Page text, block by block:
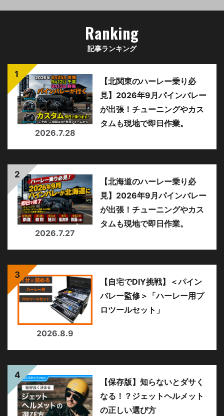
Ranking
記事ランキング
2026.7.28
【北関東のハーレー乗り必
見】2026年9月パインバレー
が出張！チューニングやカス
タムも現地で即日作業。
2026.7.27
【北海道のハーレー乗り必
見】2026年9月パインバレー
が出張！チューニングやカス
タムも現地で即日作業。
2026.8.9
【自宅でDIY挑戦】＜パイン
バレー監修＞「ハーレー用プ
ロツールセット」
【保存版】知らないとダサく
なる！？ジェットヘルメット
の正しい選び方